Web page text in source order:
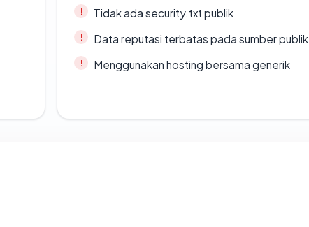
Tidak ada security.txt publik
Data reputasi terbatas pada sumber publik
Menggunakan hosting bersama generik